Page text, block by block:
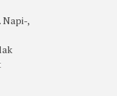
Napi-,